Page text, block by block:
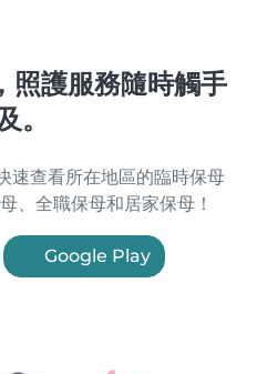
護服務隨時觸手
。
速查看所在地區的臨時保母
、全職保母和居家保母！
Google Play